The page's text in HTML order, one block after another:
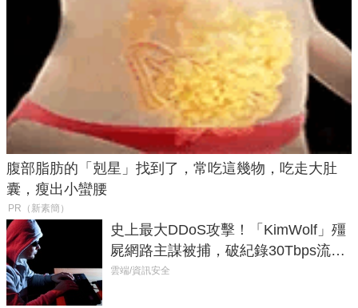
腹部脂肪的「剋星」找到了，常吃這幾物，吃走大肚
囊，瘦出小蠻腰
PR（新素簡）
史上最大DDoS攻擊！「KimWolf」殭
屍網路主謀被捕，破紀錄30Tbps流量
癱瘓全球！
雲端/資訊安全